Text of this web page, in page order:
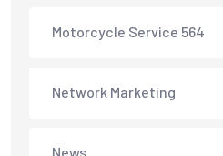
Motorcycle Service 564
Network Marketing
News